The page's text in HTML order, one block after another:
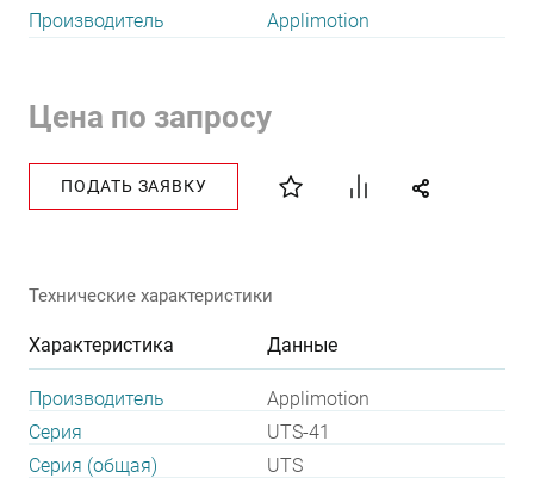
Производитель
Applimotion
Цена по запросу
ПОДАТЬ ЗАЯВКУ
Технические характеристики
Характеристика Данные
Производитель
Applimotion
Серия
UTS-41
Серия (общая)
UTS